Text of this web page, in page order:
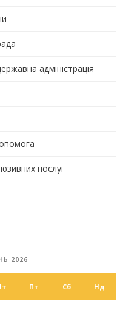
адміністрація
послуг
2026
Пт Сб Нд